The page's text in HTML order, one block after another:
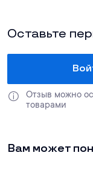
Оставьте
Отзыв можно
товарами
Вам может